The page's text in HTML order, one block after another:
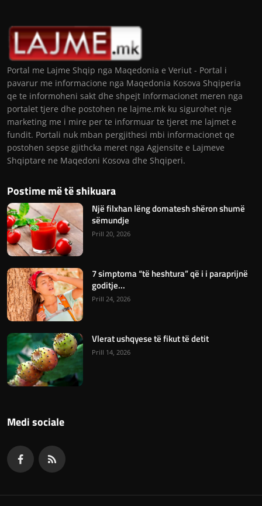
Portal me Lajme Shqip nga Maqedonia e Veriut - Portal i
pavarur me informacione nga Maqedonia Kosova Shqiperia
qe te informoheni sakt dhe shpejt Informacionet meren nga
portalet tjere dhe postohen ne lajme.mk ku sigurohet nje
marketing me i mire per te informuar te tjeret me lajmet e
fundit. Portali nuk mban pergjithesi mbi informacionet qe
postohen sepse gjithcka meret nga Agjensite e Lajmeve
Shqiptare ne Maqedoni Kosova dhe Shqiperi.
Postime më të shikuara
Një filxhan lëng domatesh shëron shumë
sëmundje
Prill 20, 2026
7 simptoma “të heshtura” që i i paraprijnë
goditje...
Prill 24, 2026
Vlerat ushqyese të fikut të detit
Prill 14, 2026
Medi sociale